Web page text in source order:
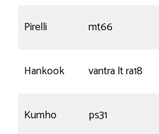
Pirelli mt66
Hankook vantra lt ra18
Kumho ps31